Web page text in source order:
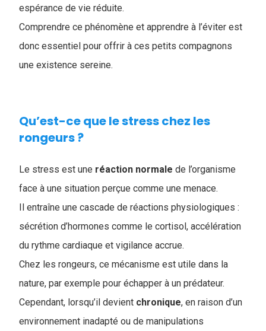
espérance de vie réduite.
Comprendre ce phénomène et apprendre à l’éviter est
donc essentiel pour offrir à ces petits compagnons
une existence sereine.
Qu’est-ce que le stress chez les
rongeurs ?
Le stress est une réaction normale de l’organisme
face à une situation perçue comme une menace.
Il entraîne une cascade de réactions physiologiques :
sécrétion d’hormones comme le cortisol, accélération
du rythme cardiaque et vigilance accrue.
Chez les rongeurs, ce mécanisme est utile dans la
nature, par exemple pour échapper à un prédateur.
Cependant, lorsqu’il devient chronique, en raison d’un
environnement inadapté ou de manipulations